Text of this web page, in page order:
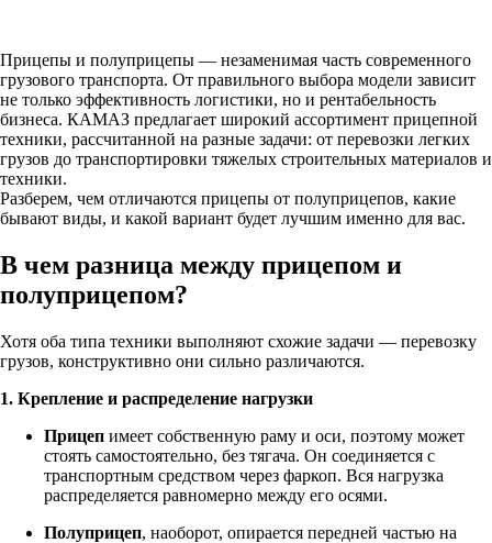
Прицепы и полуприцепы — незаменимая часть современного
грузового транспорта. От правильного выбора модели зависит
не только эффективность логистики, но и рентабельность
бизнеса. КАМАЗ предлагает широкий ассортимент прицепной
техники, рассчитанной на разные задачи: от перевозки легких
грузов до транспортировки тяжелых строительных материалов и
техники.
Разберем, чем отличаются прицепы от полуприцепов, какие
бывают виды, и какой вариант будет лучшим именно для вас.
В чем разница между прицепом и
полуприцепом?
Хотя оба типа техники выполняют схожие задачи — перевозку
грузов, конструктивно они сильно различаются.
1. Крепление и распределение нагрузки
Прицеп имеет собственную раму и оси, поэтому может
стоять самостоятельно, без тягача. Он соединяется с
транспортным средством через фаркоп. Вся нагрузка
распределяется равномерно между его осями.
Полуприцеп, наоборот, опирается передней частью на